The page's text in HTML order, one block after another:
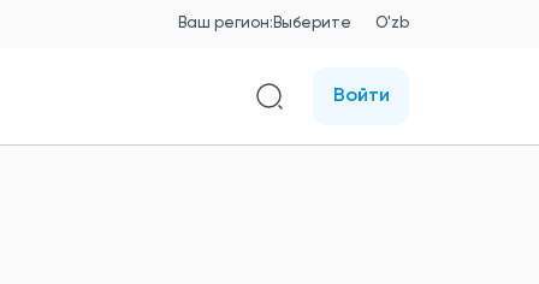
Ваш регион: Выберите O'zb
Войти